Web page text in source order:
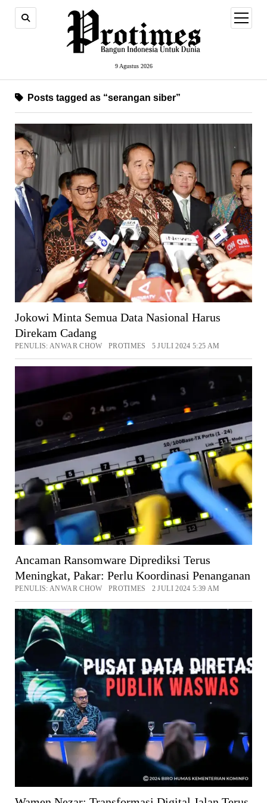
9 Agustus 2026
open
menu
Posts tagged as “serangan siber”
Jokowi Minta Semua Data Nasional Harus
Direkam Cadang
PENULIS: ANWAR CHOW PROTIMES 5 JULI 2024 5:25 AM
Ancaman Ransomware Diprediksi Terus
Meningkat, Pakar: Perlu Koordinasi Penanganan
PENULIS: ANWAR CHOW PROTIMES 2 JULI 2024 5:39 AM